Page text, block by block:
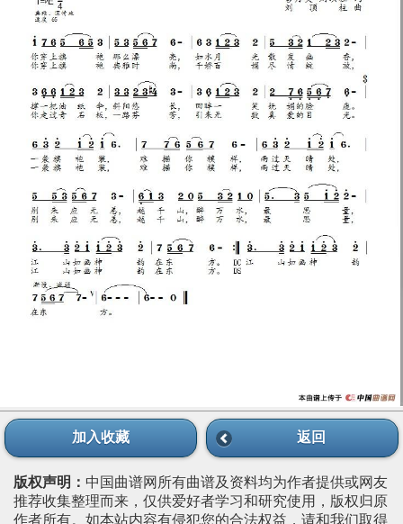
加入收藏 返回
版权声明： 中国曲谱网所有曲谱及资料均为作者提供或网友
推荐收集整理而来，仅供爱好者学习和研究使用，版权归原
作者所有。如本站内容有侵犯您的合法权益，请和我们取得